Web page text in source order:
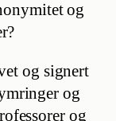
og
og signert
og
og